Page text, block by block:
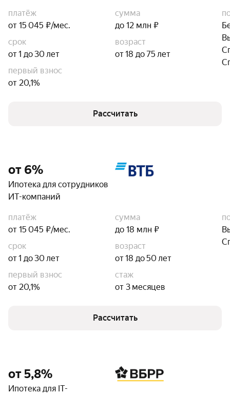
платёж
от 15 045 ₽/мес.
сумма
до 12 млн ₽
срок
от 1 до 30 лет
возраст
от 18 до 75 лет
первый взнос
от 20,1%
Рассчитать
от 6%
Ипотека для сотрудников
ИТ-компаний
платёж
от 15 045 ₽/мес.
сумма
до 18 млн ₽
срок
от 1 до 30 лет
возраст
от 18 до 50 лет
первый взнос
от 20,1%
стаж
от 3 месяцев
Рассчитать
от 5,8%
Ипотека для IT-